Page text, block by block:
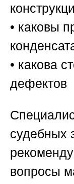
• каковы
• какова
дефектов
судебных
вопросы